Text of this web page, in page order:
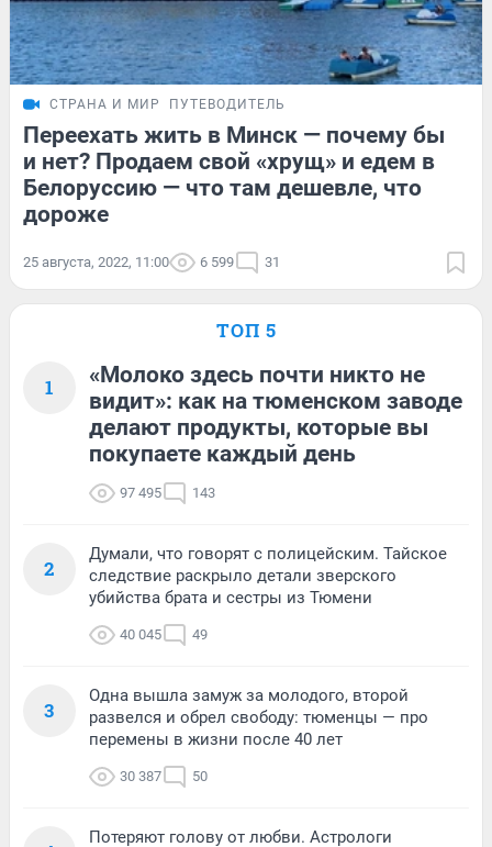
СТРАНА И МИР ПУТЕВОДИТЕЛЬ
Переехать жить в Минск — почему бы
и нет? Продаем свой «хрущ» и едем в
Белоруссию — что там дешевле, что
дороже
25 августа, 2022, 11:00 6 599 31
ТОП 5
1
«Молоко здесь почти никто не
видит»: как на тюменском заводе
делают продукты, которые вы
покупаете каждый день
97 495 143
2
Думали, что говорят с полицейским. Тайское
следствие раскрыло детали зверского
убийства брата и сестры из Тюмени
40 045 49
3
Одна вышла замуж за молодого, второй
развелся и обрел свободу: тюменцы — про
перемены в жизни после 40 лет
30 387 50
Потеряют голову от любви. Астрологи